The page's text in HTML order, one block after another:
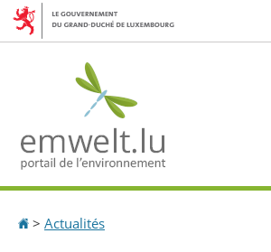
Aller
Aller
Accueil
> Actualités